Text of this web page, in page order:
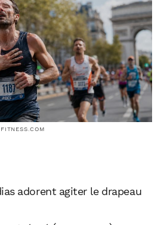
adorent agiter le drapeau